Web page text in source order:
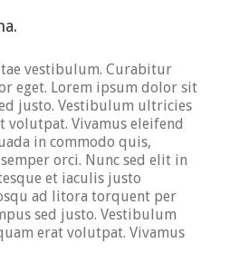
vestibulum. Curabitur
eget. Lorem ipsum dolor sit
justo. Vestibulum ultricies
volutpat. Vivamus eleifend
in commodo quis,
orci. Nunc sed elit in
et iaculis justo
ad litora torquent per
sed justo. Vestibulum
erat volutpat. Vivamus